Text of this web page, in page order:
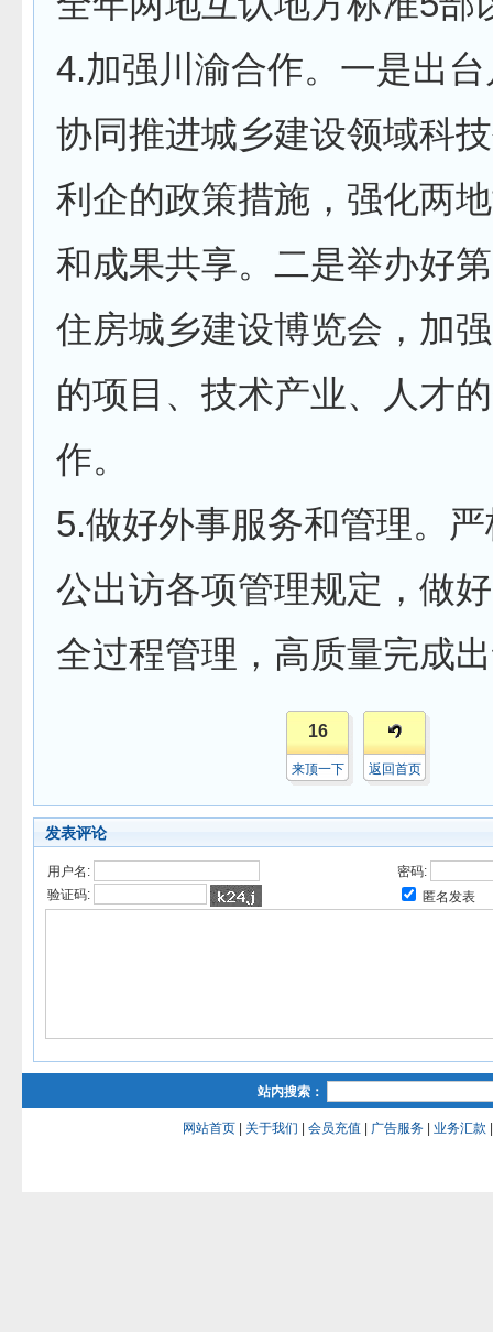
4.加强川渝合作。一是出
协同推进城乡建设领域科
利企的政策措施，强化两
和成果共享。二是举办好
住房城乡建设博览会，加
的项目、技术产业、人才
作。
5.做好外事服务和管理。
公出访各项管理规定，做
全过程管理，高质量完成
16
来顶一下 返回首页
发表评论
用户名:
密码:
验证码:
匿名发表
站内搜索：
网站首页 关于我们 会员充值 广告服务 业务汇款